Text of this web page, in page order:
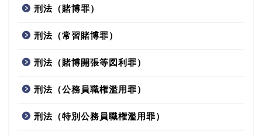
刑法（賭博罪）
刑法（常習賭博罪）
刑法（賭博開張等図利罪）
刑法（公務員職権濫用罪）
刑法（特別公務員職権濫用罪）